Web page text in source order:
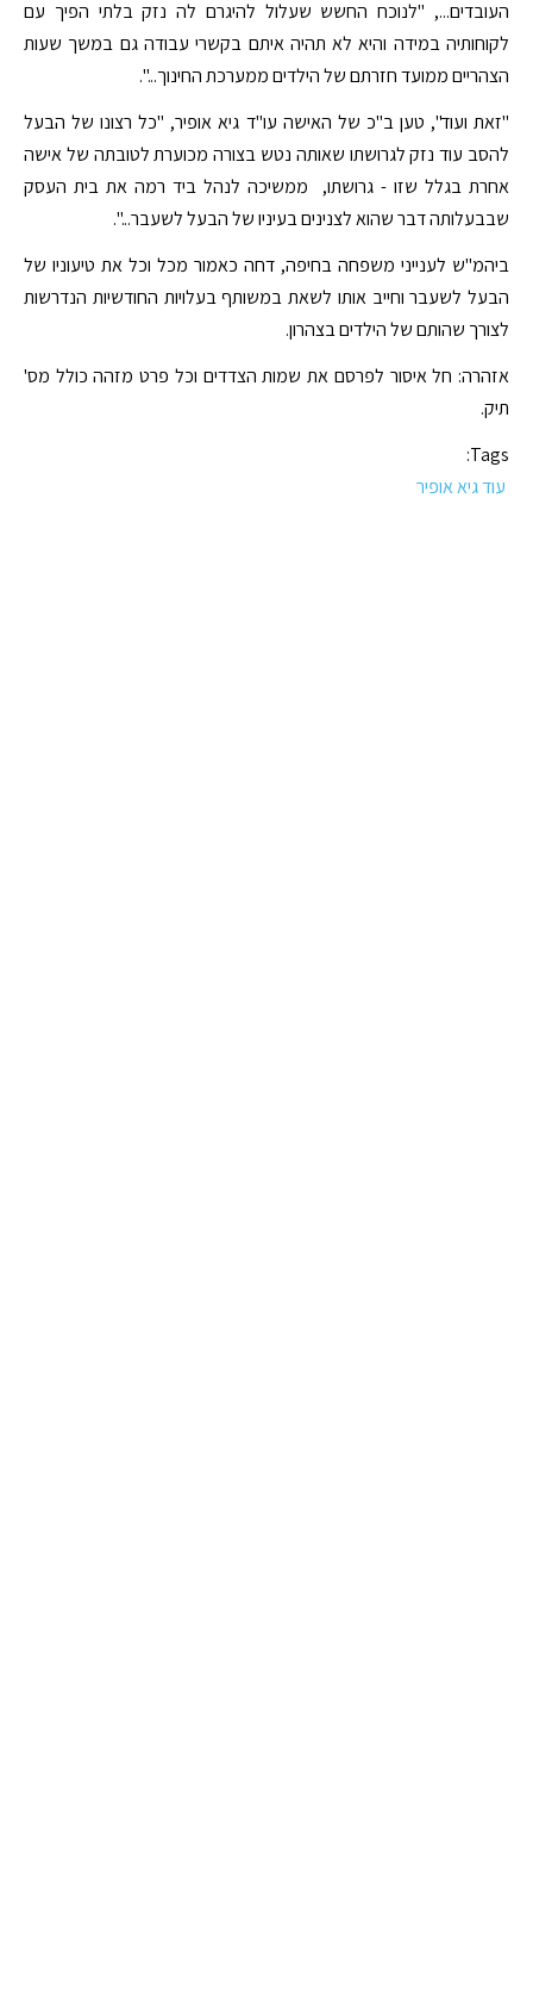
העובדים..., "לנוכח החשש שעלול להיגרם לה נזק בלתי הפיך עם
לקוחותיה במידה והיא לא תהיה איתם בקשרי עבודה גם במשך שעות
הצהריים ממועד חזרתם של הילדים ממערכת החינוך...".
"זאת ועוד", טען ב"כ של האישה עו"ד גיא אופיר, "כל רצונו של הבעל
להסב עוד נזק לגרושתו שאותה נטש בצורה מכוערת לטובתה של אישה
אחרת בגלל שזו - גרושתו, ממשיכה לנהל ביד רמה את בית העסק
שבבעלותה דבר שהוא לצנינים בעיניו של הבעל לשעבר...".
ביהמ"ש לענייני משפחה בחיפה, דחה כאמור מכל וכל את טיעוניו של
הבעל לשעבר וחייב אותו לשאת במשותף בעלויות החודשיות הנדרשות
לצורך שהותם של הילדים בצהרון.
אזהרה: חל איסור לפרסם את שמות הצדדים וכל פרט מזהה כולל מס'
תיק.
Tags:
עוד גיא אופיר